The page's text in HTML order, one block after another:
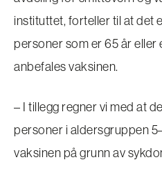
instituttet, forteller til at det
personer som er 65 år eller
anbefales vaksinen.
– I tillegg regner vi med at
personer i aldersgruppen
vaksinen på grunn av